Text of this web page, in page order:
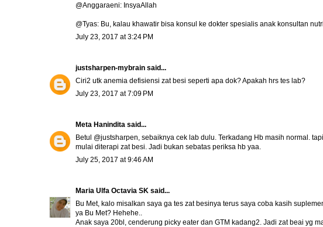
@Anggaraeni: InsyaAllah
@Tyas: Bu, kalau khawatir bisa konsul ke dokter spesialis anak konsultan
July 23, 2017 at 3:24 PM
justsharpen-mybrain said...
Ciri2 utk anemia defisiensi zat besi seperti apa dok? Apakah hrs tes lab?
July 23, 2017 at 7:09 PM
Meta Hanindita said...
Betul @justsharpen, sebaiknya cek lab dulu. Terkadang Hb masih normal.
mulai diterapi zat besi. Jadi bukan sebatas periksa hb yaa.
July 25, 2017 at 9:46 AM
Maria Ulfa Octavia SK said...
Bu Met, kalo misalkan saya ga tes zat besinya terus saya coba kasih
ya Bu Met? Hehehe..
Anak saya 20bl, cenderung picky eater dan GTM kadang2. Jadi zat beai yg